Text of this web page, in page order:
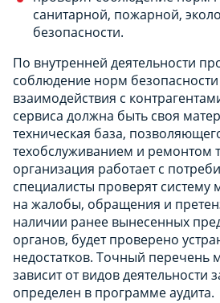
санитарной, пожарной,
безопасности.
По внутренней деятельности
соблюдение норм
взаимодействия с
сервиса должна быть своя
техническая база,
техобслуживанием и ремонтом
организация работает с
специалисты проверят систему
на жалобы, обращения и
наличии ранее вынесенных
органов, будет проверено
недостатков. Точный перечень
зависит от видов деятельности
определен в программе аудита.